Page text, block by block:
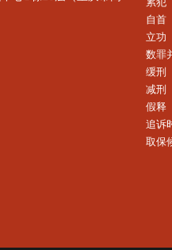
自首
立功
数罪
缓刑
减刑
假释
追诉
取保